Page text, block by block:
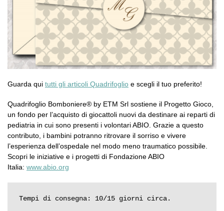
Guarda qui tutti gli articoli Quadrifoglio e scegli il tuo preferito!
Quadrifoglio Bomboniere® by ETM Srl sostiene il Progetto Gioco,
un fondo per l’acquisto di giocattoli nuovi da destinare ai reparti di
pediatria in cui sono presenti i volontari ABIO. Grazie a questo
contributo, i bambini potranno ritrovare il sorriso e vivere
l’esperienza dell’ospedale nel modo meno traumatico possibile.
Scopri le iniziative e i progetti di Fondazione ABIO
Italia: www.abio.org
Tempi di consegna: 10/15 giorni circa.